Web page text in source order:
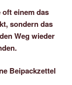
einem das
sondern das
Weg wieder
Beipackzettel